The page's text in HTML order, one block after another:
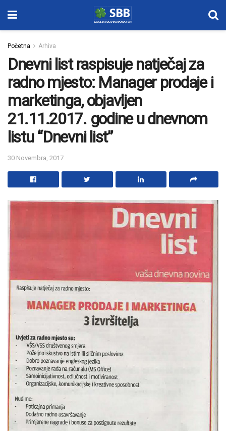
Početna Arhiva
Dnevni list raspisuje natječaj za
radno mjesto: Manager prodaje i
marketinga, objavljen
21.11.2017. godine u dnevnom
listu “Dnevni list”
30 Novembra, 2017